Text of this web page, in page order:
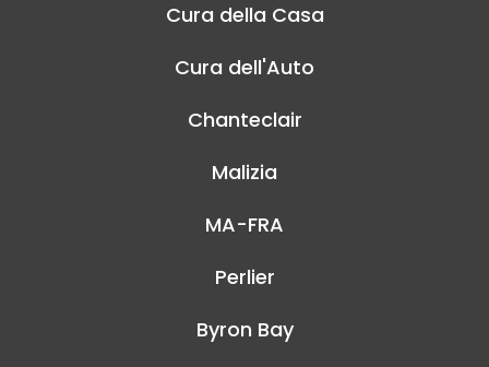
Cura della Casa
Cura dell'Auto
Chanteclair
Malizia
MA-FRA
Perlier
Byron Bay